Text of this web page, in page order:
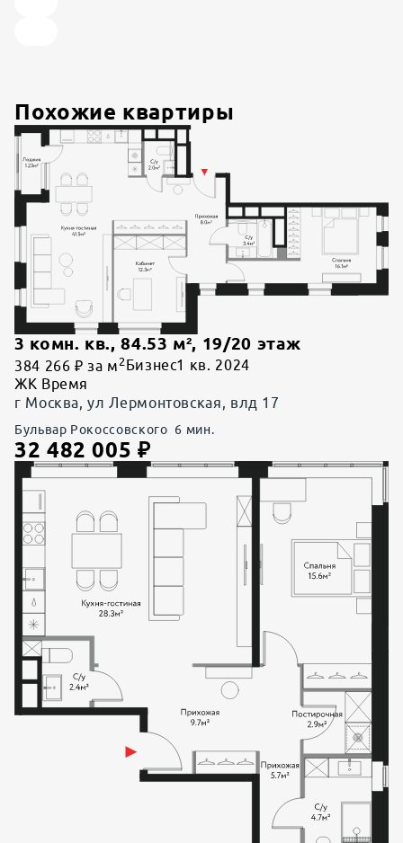
Похожие квартиры
3 комн. кв., 84.53 м², 19/20 этаж
384 266 ₽ за м 2 Бизнес1 кв. 2024
ЖК Время
г Москва, ул Лермонтовская, влд 17
Бульвар Рокоссовского 6 мин.
32 482 005 ₽